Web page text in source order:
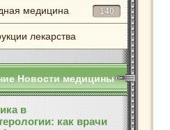
медицина 140
лекарства
Новости медицины
в
как врачи